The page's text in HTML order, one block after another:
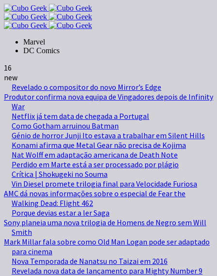
Marvel
DC Comics
16
new
Revelado o compositor do novo Mirror’s Edge
Produtor confirma nova equipa de Vingadores depois de Infinity
War
Netflix já tem data de chegada a Portugal
Como Gotham arruinou Batman
Génio de horror Junji Ito estava a trabalhar em Silent Hills
Konami afirma que Metal Gear não precisa de Kojima
Nat Wolff em adaptação americana de Death Note
Perdido em Marte está a ser processado por plágio
Crítica | Shokugeki no Souma
Vin Diesel promete trilogia final para Velocidade Furiosa
AMC dá novas informações sobre o especial de Fear the
Walking Dead: Flight 462
Porque devias estar a ler Saga
Sony planeia uma nova trilogia de Homens de Negro sem Will
Smith
Mark Millar fala sobre como Old Man Logan pode ser adaptado
para cinema
Nova Temporada de Nanatsu no Taizai em 2016
Revelada nova data de lançamento para Mighty Number 9